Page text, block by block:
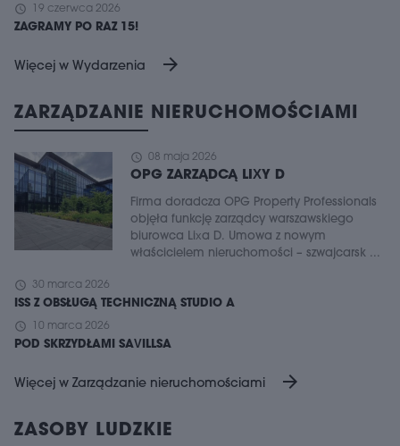
schedule 19 czerwca 2026
ZAGRAMY PO RAZ 15!
Więcej w Wydarzenia arrow_forward
ZARZĄDZANIE NIERUCHOMOŚCIAMI
schedule 08 maja 2026
OPG ZARZĄDCĄ LIXY D
Firma doradcza OPG Property Professionals
objęła funkcję zarządcy warszawskiego
biurowca Lixa D. Umowa z nowym
właścicielem nieruchomości – szwajcarsk ...
schedule 30 marca 2026
ISS Z OBSŁUGĄ TECHNICZNĄ STUDIO A
schedule 10 marca 2026
POD SKRZYDŁAMI SAVILLSA
Więcej w Zarządzanie nieruchomościami arrow_forward
ZASOBY LUDZKIE